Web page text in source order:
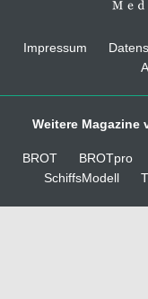
Impressum
Weitere Magazine
BROT BROTpro
SchiffsModell